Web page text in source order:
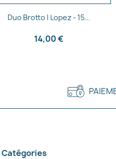
Aperçu rapide
Duo Brotto | Lopez - 15...
14,00 €
Catégories